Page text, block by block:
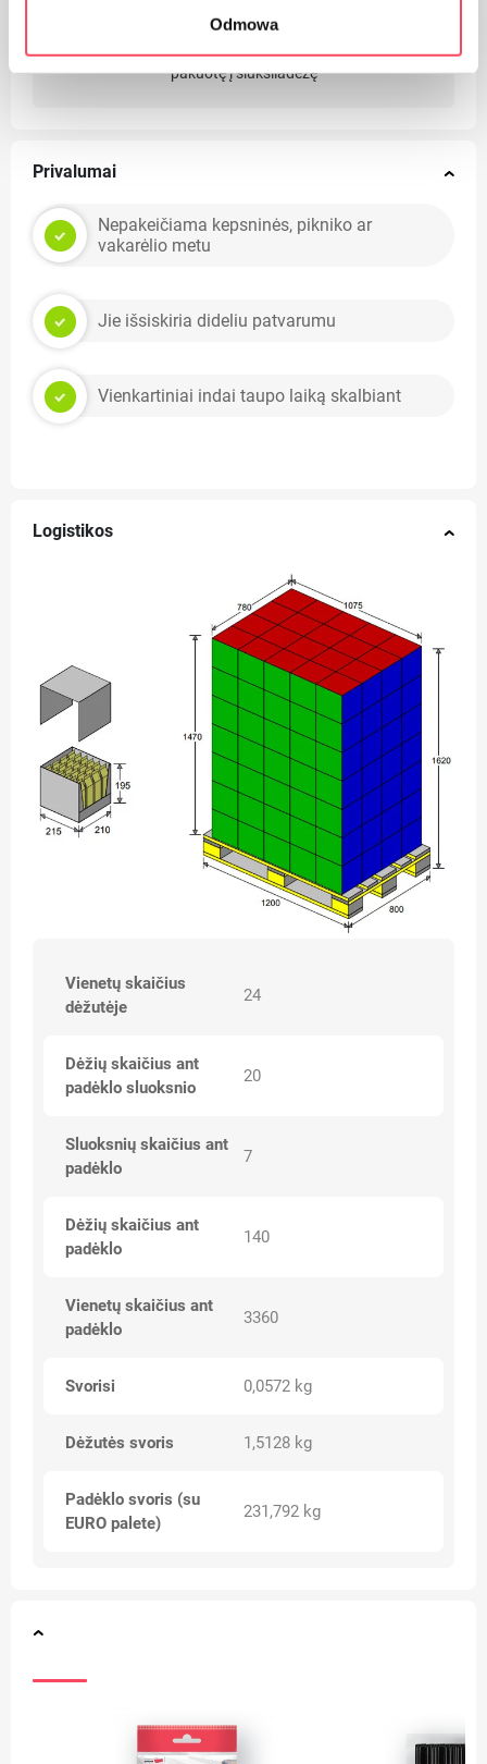
Odmowa
pakuotę į šiukšliadėžę
Privalumai
Nepakeičiama kepsninės, pikniko ar
vakarėlio metu
Jie išsiskiria dideliu patvarumu
Vienkartiniai indai taupo laiką skalbiant
Logistikos
Vienetų skaičius
dėžutėje
24
Dėžių skaičius ant
padėklo sluoksnio
20
Sluoksnių skaičius ant
padėklo
7
Dėžių skaičius ant
padėklo
140
Vienetų skaičius ant
padėklo
3360
Svorisi 0,0572 kg
Dėžutės svoris 1,5128 kg
Padėklo svoris (su
EURO palete)
231,792 kg